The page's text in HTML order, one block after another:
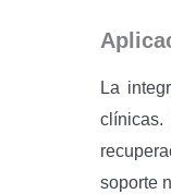
La
clínicas.
soporte